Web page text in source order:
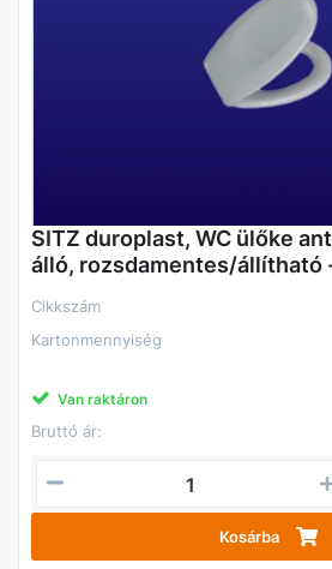
SITZ duroplast, WC ülőke
álló, rozsdamentes/állítható
Cikkszám
Kartonmennyiség
Van raktáron
Bruttó ár:
Kosárba